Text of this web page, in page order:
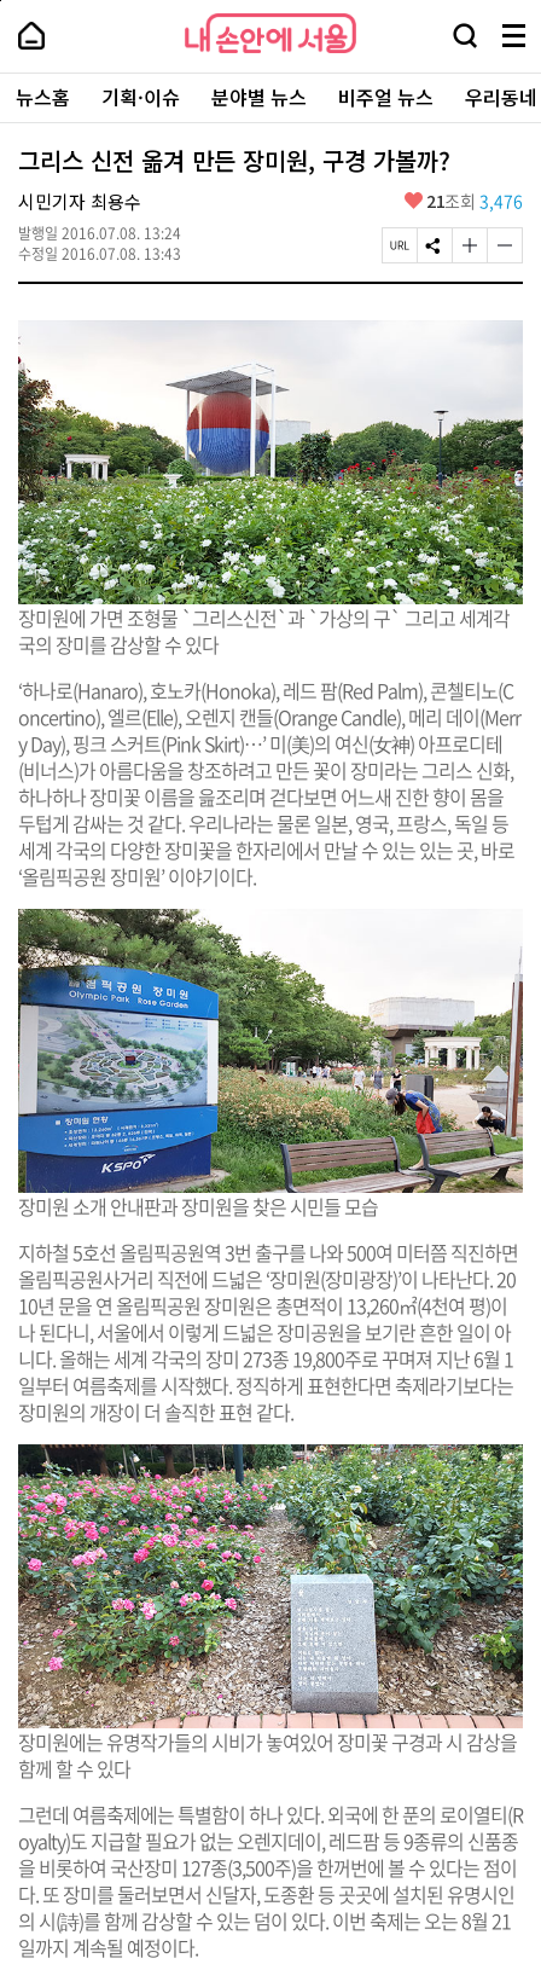
본
로
가
내
손
안
에
서
울
-
서
울
시
대
표
소
털
내
손
에
울
검
창
열
기
메
뉴
전
체
보
주
요
서
뉴스홈 기획·이슈 분야별 뉴스 비주얼 뉴스 우리동
그리스 신전 옮겨 만든 장미원, 구경 가볼까?
시민기자 최용수
발행일 2016.07.08. 13:24
수정일 2016.07.08. 13:43
좋
요
21조회 3,476
페
이
S
N
글
자
하
기
글
자
기
하
기
장미원에 가면 조형물 `그리스신전`과 `가상의 구` 그리고 세계각
국의 장미를 감상할 수 있다
‘하나로(Hanaro), 호노카(Honoka), 레드 팜(Red Palm), 콘첼티노(C
oncertino), 엘르(Elle), 오렌지 캔들(Orange Candle), 메리 데이(Merr
y Day), 핑크 스커트(Pink Skirt)…’ 미(美)의 여신(女神) 아프로디테
(비너스)가 아름다움을 창조하려고 만든 꽃이 장미라는 그리스 신화,
하나하나 장미꽃 이름을 읊조리며 걷다보면 어느새 진한 향이 몸을
두텁게 감싸는 것 같다. 우리나라는 물론 일본, 영국, 프랑스, 독일 등
세계 각국의 다양한 장미꽃을 한자리에서 만날 수 있는 있는 곳, 바로
‘올림픽공원 장미원’ 이야기이다.
장미원 소개 안내판과 장미원을 찾은 시민들 모습
지하철 5호선 올림픽공원역 3번 출구를 나와 500여 미터쯤 직진하면
올림픽공원사거리 직전에 드넓은 ‘장미원(장미광장)’이 나타난다. 20
10년 문을 연 올림픽공원 장미원은 총면적이 13,260㎡(4천여 평)이
나 된다니, 서울에서 이렇게 드넓은 장미공원을 보기란 흔한 일이 아
니다. 올해는 세계 각국의 장미 273종 19,800주로 꾸며져 지난 6월 1
일부터 여름축제를 시작했다. 정직하게 표현한다면 축제라기보다는
장미원의 개장이 더 솔직한 표현 같다.
장미원에는 유명작가들의 시비가 놓여있어 장미꽃 구경과 시 감상을
함께 할 수 있다
그런데 여름축제에는 특별함이 하나 있다. 외국에 한 푼의 로이열티(R
oyalty)도 지급할 필요가 없는 오렌지데이, 레드팜 등 9종류의 신품종
을 비롯하여 국산장미 127종(3,500주)을 한꺼번에 볼 수 있다는 점이
다. 또 장미를 둘러보면서 신달자, 도종환 등 곳곳에 설치된 유명시인
의 시(詩)를 함께 감상할 수 있는 덤이 있다. 이번 축제는 오는 8월 21
일까지 계속될 예정이다.
페
상
단
로